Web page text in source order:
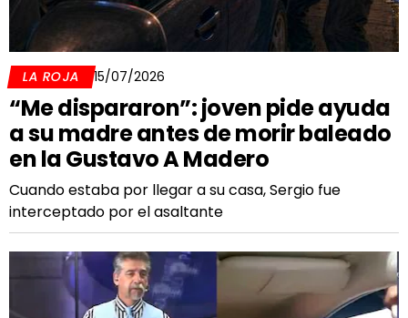
LA ROJA 15/07/2026
“Me dispararon”: joven pide ayuda
a su madre antes de morir baleado
en la Gustavo A Madero
Cuando estaba por llegar a su casa, Sergio fue
interceptado por el asaltante